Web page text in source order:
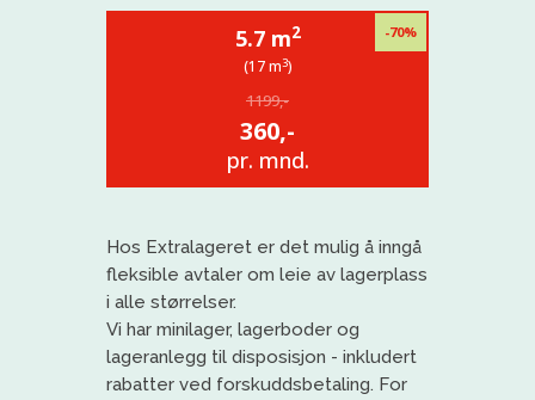
-70%
5.7 m2
(17 m3)
1199,-
360,-
pr. mnd.
Hos Extralageret er det mulig å inngå
fleksible avtaler om leie av lagerplass
i alle størrelser.
Vi har minilager, lagerboder og
lageranlegg til disposisjon - inkludert
rabatter ved forskuddsbetaling. For